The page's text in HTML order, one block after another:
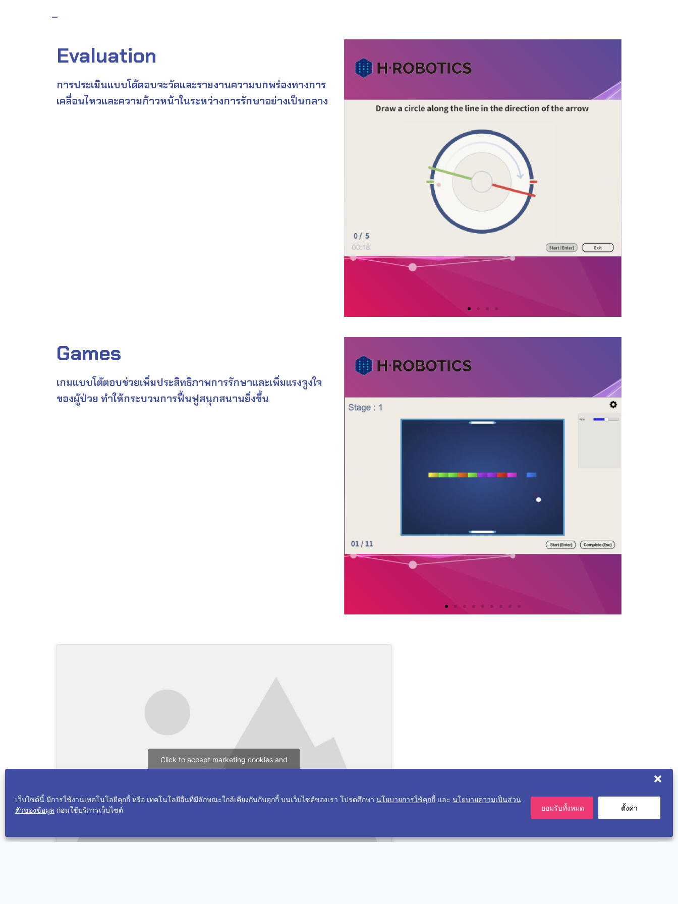
เว็บไซต์นี้ มีการใช้งานเทคโนโลยีคุกกี้ หรือ เทคโนโลยีอื่นที่มีลักษณะใกล้เคียงกันกับคุกกี้ บนเว็บไซต์ของเรา โปรดศึกษา นโยบายการใช้คุกกี้ และ นโยบายความเป็นส่วน
ตัวของข้อมูล ก่อนใช้บริการเว็บไซต์ ยอมรับทั้งหมด ตั้งค่า
–
Evaluation
การประเมินแบบโต้ตอบจะวัดและรายงานความบกพร่องทางการ
เคลื่อนไหวและความก้าวหน้าในระหว่างการรักษาอย่างเป็นกลาง
Games
เกมแบบโต้ตอบช่วยเพิ่มประสิทธิภาพการรักษาและเพิ่มแรงจูงใจ
ของผู้ป่วย ทำให้กระบวนการฟื้นฟูสนุกสนานยิ่งขึ้น
Click to accept marketing cookies and
enable this content